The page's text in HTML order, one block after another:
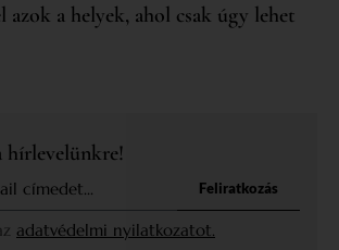
a helyek, ahol csak úgy lehet
hírlevelünkre!
adatvédelmi nyilatkozatot.
Feliratkozás